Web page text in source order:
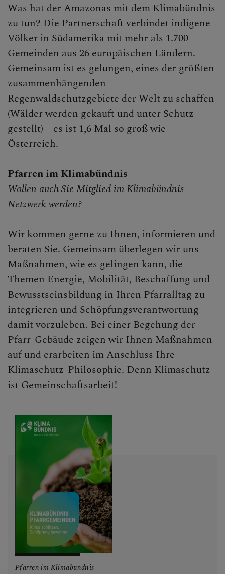
Was hat der Amazonas mit dem Klimabündnis
zu tun? Die Partnerschaft verbindet indigene
Völker in Südamerika mit mehr als 1.700
Gemeinden aus 26 europäischen Ländern.
Gemeinsam ist es gelungen, eines der größten
zusammenhängenden
Regenwaldschutzgebiete der Welt zu schaffen
(Wälder werden gekauft und unter Schutz
gestellt) – es ist 1,6 Mal so groß wie
Österreich.
Pfarren im Klimabündnis
Wollen auch Sie Mitglied im Klimabündnis-
Netzwerk werden?
Wir kommen gerne zu Ihnen, informieren und
beraten Sie. Gemeinsam überlegen wir uns
Maßnahmen, wie es gelingen kann, die
Themen Energie, Mobilität, Beschaffung und
Bewusstseinsbildung in Ihren Pfarralltag zu
integrieren und Schöpfungsverantwortung
damit vorzuleben. Bei einer Begehung der
Pfarr-Gebäude zeigen wir Ihnen Maßnahmen
auf und erarbeiten im Anschluss Ihre
Klimaschutz-Philosophie. Denn Klimaschutz
ist Gemeinschaftsarbeit!
Pfarren im Klimabündnis